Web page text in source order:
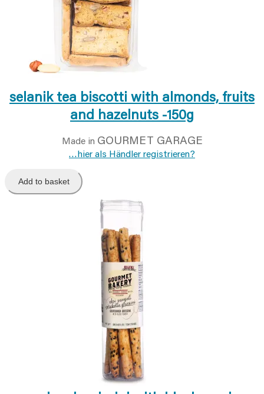
selanik tea biscotti with almonds, fruits
and hazelnuts -150g
Made in GOURMET GARAGE
…hier als Händler registrieren?
Add to basket